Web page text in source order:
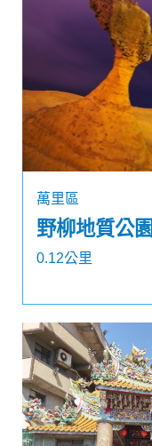
萬里區
野柳地質公園
0.12公里